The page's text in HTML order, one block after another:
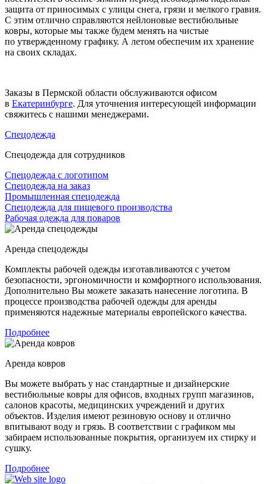
защита от приносимых с улицы снега, грязи и мелкого гравия.
С этим отлично справляются нейлоновые вестибюльные
ковры, которые мы также будем менять на чистые
по утвержденному графику. А летом обеспечим их хранение
на своих складах.
Заказы в Пермской области обслуживаются офисом
в Екатеринбурге. Для уточнения интересующей информации
свяжитесь с нашими менеджерами.
Спецодежда
Спецодежда для сотрудников
Спецодежда с логотипом
Спецодежда на заказ
Промышленная спецодежда
Спецодежда для пищевого производства
Рабочая одежда для поваров
Аренда спецодежды
Комплекты рабочей одежды изготавливаются с учетом
безопасности, эргономичности и комфортного использования.
Дополнительно Вы можете заказать нанесение логотипа. В
процессе производства рабочей одежды для аренды
применяются надежные материалы европейского качества.
Подробнее
Аренда ковров
Вы можете выбрать у нас стандартные и дизайнерские
вестибюльные ковры для офисов, входных групп магазинов,
салонов красоты, медицинских учреждений и других
объектов. Изделия имеют резиновую основу и отлично
впитывают воду и грязь. В соответствии с графиком мы
забираем использованные покрытия, организуем их стирку и
сушку.
Подробнее